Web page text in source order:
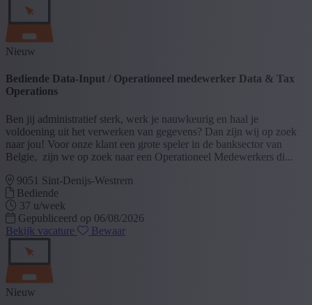
Nieuw
Bediende Data-Input / Operationeel medewerker Data & Tax
Operations
Ben jij administratief sterk, werk je nauwkeurig en haal je
voldoening uit het verwerken van gegevens? Dan zijn wij op zoek
naar jou! Voor onze klant een grote speler in de banksector van
Belgie, zijn we op zoek naar een Operationeel Medewerkers di...
9051 Sint-Denijs-Westrem
Bediende
37 u/week
Gepubliceerd op 06/08/2026
Bekijk vacature
Bewaar
Nieuw